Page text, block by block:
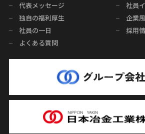
代表メッセージ
社員
独自の福利厚生
企業
社員の一日
採用
よくある質問